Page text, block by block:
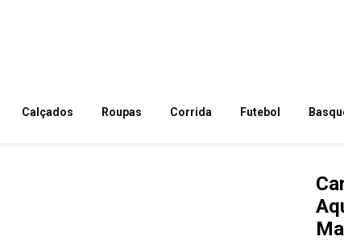
Calçados Roupas Corrida Futebol